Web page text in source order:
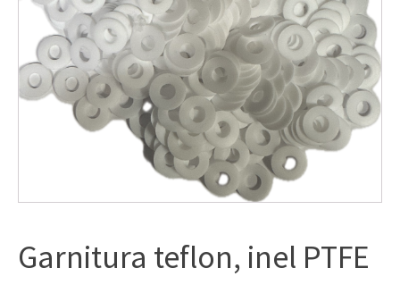
Garnitura teflon, inel PTFE